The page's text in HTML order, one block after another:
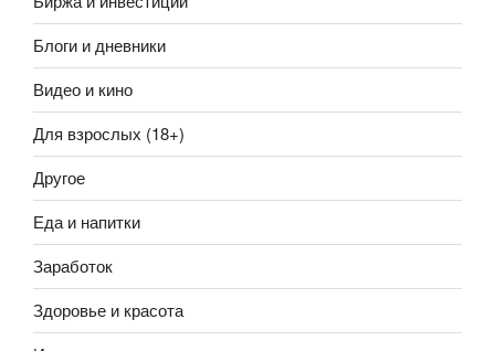
Блоги и дневники
Видео и кино
Для взрослых (18+)
Другое
Еда и напитки
Заработок
Здоровье и красота